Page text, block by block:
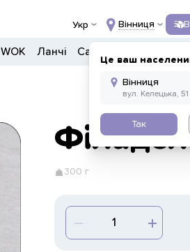
Укр Вінниця
Це ваш
Так
WOK Ланчі Салати
300 г